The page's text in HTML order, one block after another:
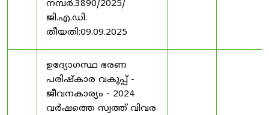
നമ്പർ.3890/2025/
ജി.എ.ഡി.
തീയതി:09.09.2025
ഉദ്യോഗസ്ഥ ഭരണ
പരിഷ്കാര വകുപ്പ് -
ജീവനകാര്യം - 2024
വർഷത്തെ സ്വത്ത് വിവര